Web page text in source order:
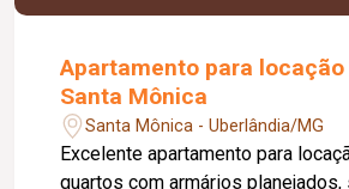
Apartamento para
Santa Mônica
Santa Mônica - Uberlândia/MG
Excelente apartamento para
quartos com armários